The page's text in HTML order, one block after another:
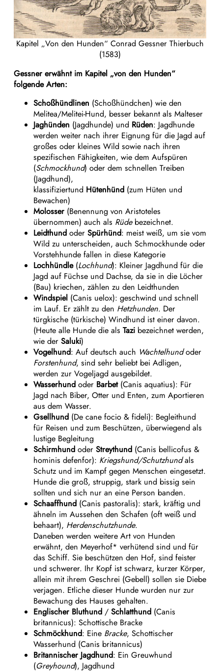
Kapitel „Von den Hunden“ Conrad Gessner Thierbuch
(1583)
Gessner erwähnt im Kapitel „von den Hunden“
folgende Arten:
Schoßhündlinen (Schoßhündchen) wie den
Melitea/Melitei-Hund, besser bekannt als Malteser
Jaghünden (Jagdhunde) und Rüden: Jagdhunde
werden weiter nach ihrer Eignung für die Jagd auf
großes oder kleines Wild sowie nach ihren
spezifischen Fähigkeiten, wie dem Aufspüren
(Schmockhund) oder dem schnellen Treiben
(Jagdhund),
klassifiziertund Hütenhünd (zum Hüten und
Bewachen)
Molosser (Benennung von Aristoteles
übernommen) auch als Rüde bezeichnet.
Leidthund oder Spürhünd: meist weiß, um sie vom
Wild zu unterscheiden, auch Schmockhunde oder
Vorstehhunde fallen in diese Kategorie
Lochhündle(Lochhund): Kleiner Jagdhund für die
Jagd auf Füchse und Dachse, da sie in die Löcher
(Bau) kriechen, zählen zu den Leidthunden
Windspiel (Canis uelox): geschwind und schnell
im Lauf. Er zählt zu den Hetzhunden. Der
türgkische (türkische) Windhund ist einer davon.
(Heute alle Hunde die als Tazi bezeichnet werden,
wie der Saluki)
Vogelhund: Auf deutsch auch Wachtelhundoder
Forstenhund, sind sehr beliebt bei Adligen,
werden zur Vogeljagd ausgebildet.
Wasserhund oder Barbet(Canis aquatius): Für
Jagd nach Biber, Otter und Enten, zum Aportieren
aus dem Wasser.
Gsellhund (De cane focio & fideli): Begleithund
für Reisen und zum Beschützen, überwiegend als
lustige Begleitung
Schirmhund oder Streythund (Canis bellicofus &
hominis defenfor): Kriegshund/Schutzhundals
Schutz und im Kampf gegen Menschen eingesetzt.
Hunde die groß, struppig, stark und bissig sein
sollten und sich nur an eine Person banden.
Schaaffhund (Canis pastoralis): stark, kräftig und
ähneln im Aussehen den Schafen (oft weiß und
behaart), Herdenschutzhunde.
Daneben werden weitere Art von Hunden
erwähnt, den Meyerhof* verhütend sind und für
das Schiff. Sie beschützen den Hof, sind feister
und schwerer. Ihr Kopf ist schwarz, kurzer Körper,
allein mit ihrem Geschrei (Gebell) sollen sie Diebe
verjagen. Etliche dieser Hunde wurden nur zur
Bewachung des Hauses gehalten.
Englischer Bluthund / Schlatthund (Canis
britannicus): Schottische Bracke
Schmöckhund: Eine Bracke, Schottischer
Wasserhund (Canis britannicus)
Britannischer Jagdhund: Ein Greuwhund
(Greyhound), Jagdhund